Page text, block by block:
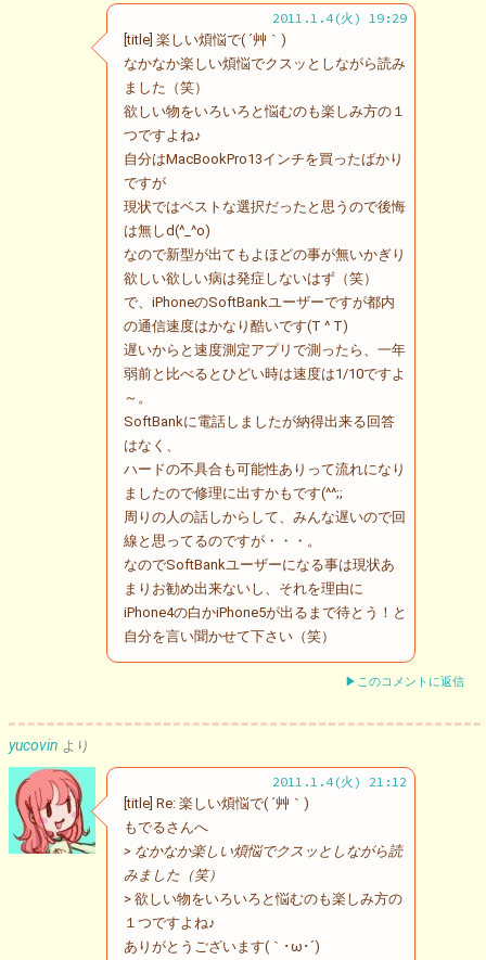
2011.1.4(火) 19:29
[title] 楽しい煩悩で( ´艸｀)
なかなか楽しい煩悩でクスッとしながら読み
ました（笑）
欲しい物をいろいろと悩むのも楽しみ方の１
つですよね♪
自分はMacBookPro13インチを買ったばかり
ですが
現状ではベストな選択だったと思うので後悔
は無しd(^_^o)
なので新型が出てもよほどの事が無いかぎり
欲しい欲しい病は発症しないはず（笑）
で、iPhoneのSoftBankユーザーですが都内
の通信速度はかなり酷いです(T ^ T)
遅いからと速度測定アプリで測ったら、一年
弱前と比べるとひどい時は速度は1/10ですよ
～。
SoftBankに電話しましたが納得出来る回答
はなく、
ハードの不具合も可能性ありって流れになり
ましたので修理に出すかもです(^^;;
周りの人の話しからして、みんな遅いので回
線と思ってるのですが・・・。
なのでSoftBankユーザーになる事は現状あ
まりお勧め出来ないし、それを理由に
iPhone4の白かiPhone5が出るまで待とう！と
自分を言い聞かせて下さい（笑）
▶このコメントに返信
yucovin より
2011.1.4(火) 21:12
[title] Re: 楽しい煩悩で( ´艸｀)
もでるさんへ
> なかなか楽しい煩悩でクスッとしながら読
みました（笑）
> 欲しい物をいろいろと悩むのも楽しみ方の
１つですよね♪
ありがとうございます(｀･ω･´)ゞ